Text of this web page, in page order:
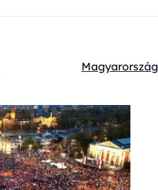
Kategóriák:
Magyarország